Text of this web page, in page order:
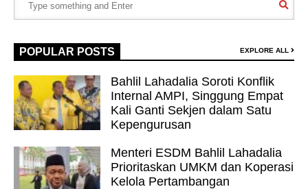
POPULAR POSTS EXPLORE ALL
Bahlil Lahadalia Soroti Konflik
Internal AMPI, Singgung Empat
Kali Ganti Sekjen dalam Satu
Kepengurusan
Menteri ESDM Bahlil Lahadalia
Prioritaskan UMKM dan Koperasi
Kelola Pertambangan